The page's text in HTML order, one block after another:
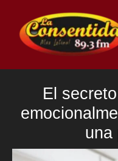
contenido
El
una